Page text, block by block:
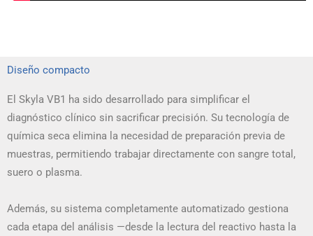
Diseño compacto
El Skyla VB1 ha sido desarrollado para simplificar el
diagnóstico clínico sin sacrificar precisión. Su tecnología de
química seca elimina la necesidad de preparación previa de
muestras, permitiendo trabajar directamente con sangre total,
suero o plasma.
Además, su sistema completamente automatizado gestiona
cada etapa del análisis —desde la lectura del reactivo hasta la